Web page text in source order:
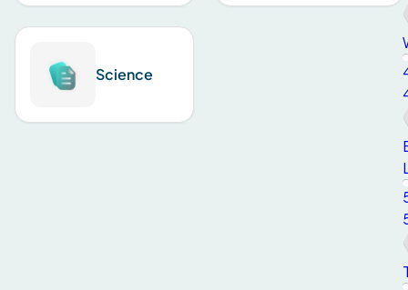
Science